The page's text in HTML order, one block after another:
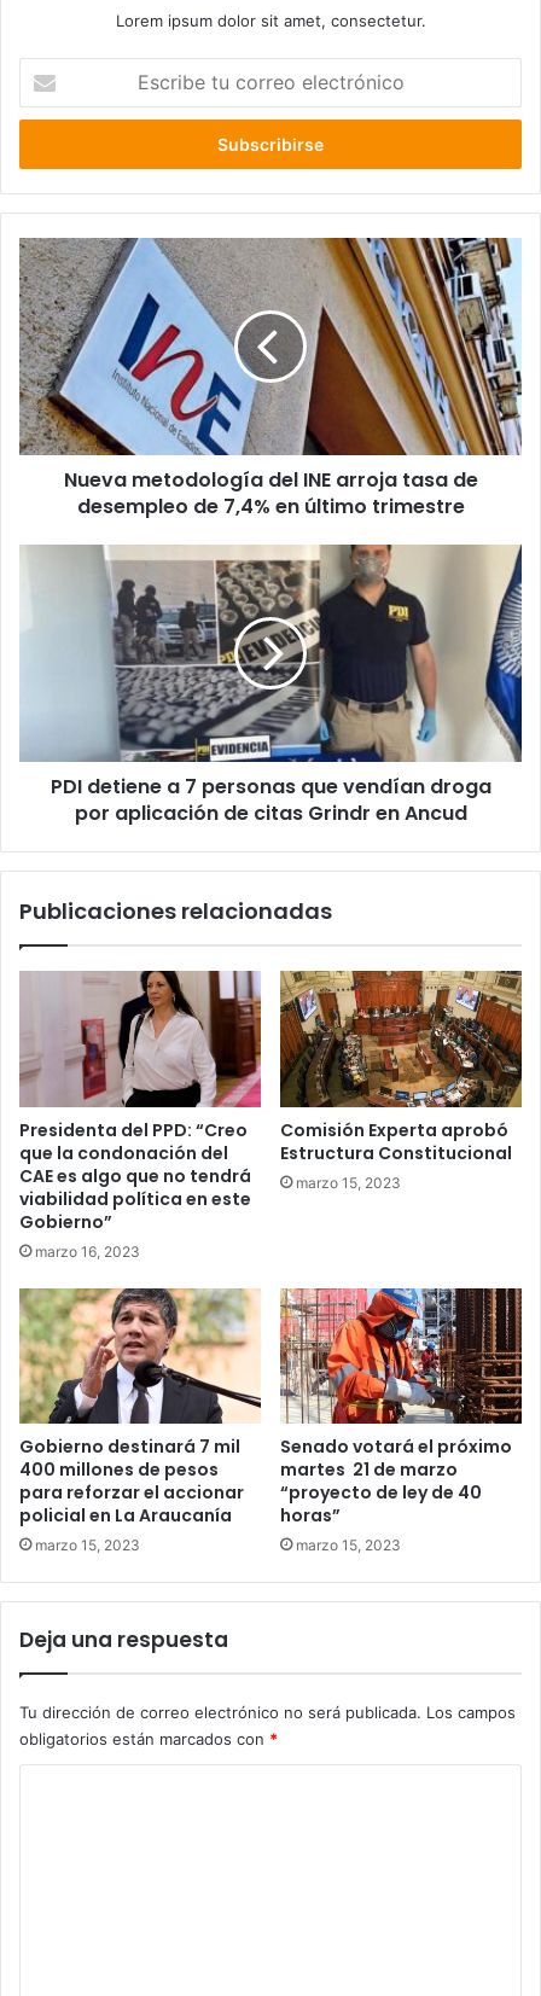
Lorem ipsum dolor sit amet, consectetur.
correo
Nueva
metodología
del
INE
arroja
tasa
de
desempleo
de
Nueva metodología del INE arroja tasa de
desempleo de 7,4% en último trimestre
por
aplicación
Ancud
PDI detiene a 7 personas que vendían droga
por aplicación de citas Grindr en Ancud
Publicaciones relacionadas
Presidenta del PPD: “Creo
que la condonación del
CAE es algo que no tendrá
viabilidad política en este
Gobierno”
marzo 16, 2023
Comisión Experta aprobó
Estructura Constitucional
marzo 15, 2023
Gobierno destinará 7 mil
400 millones de pesos
para reforzar el accionar
policial en La Araucanía
marzo 15, 2023
Senado votará el próximo
martes 21 de marzo
“proyecto de ley de 40
horas”
marzo 15, 2023
Deja una respuesta
Tu dirección de correo electrónico no será publicada. Los campos
obligatorios están marcados con *